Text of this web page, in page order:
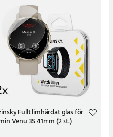
Fullt limhärdat glas för
Venu 3S 41mm (2 st.)